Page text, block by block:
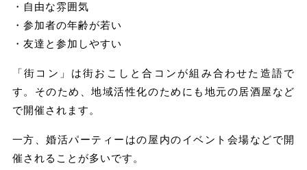
・自由な雰囲気
・参加者の年齢が若い
・友達と参加しやすい
「街コン」は街おこしと合コンが組み合わせた造語で
す。そのため、地域活性化のためにも地元の居酒屋など
で開催されます。
一方、婚活パーティーはの屋内のイベント会場などで開
催されることが多いです。